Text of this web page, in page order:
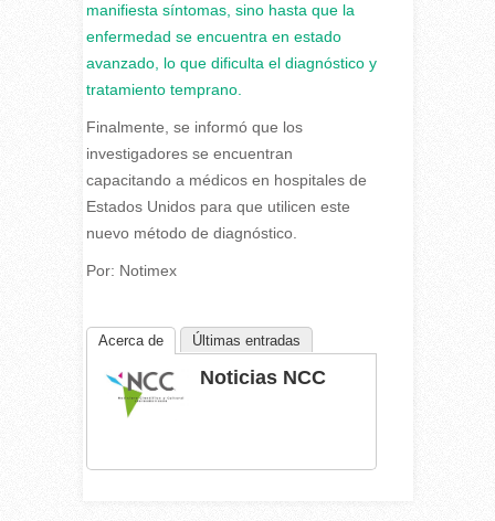
manifiesta síntomas, sino hasta que la
enfermedad se encuentra en estado
avanzado, lo que dificulta el diagnóstico y
tratamiento temprano.
Finalmente, se informó que los
investigadores se encuentran
capacitando a médicos en hospitales de
Estados Unidos para que utilicen este
nuevo método de diagnóstico.
Por: Notimex
Acerca de Últimas entradas
Noticias NCC